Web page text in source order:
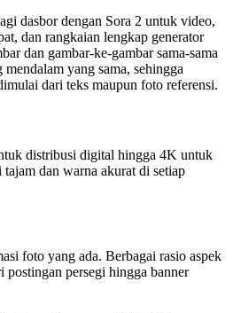
dasbor dengan Sora 2 untuk video,
dan rangkaian lengkap generator
dan gambar-ke-gambar sama-sama
yang sama, sehingga
dari teks maupun foto referensi.
distribusi digital hingga 4K untuk
dan warna akurat di setiap
foto yang ada. Berbagai rasio aspek
postingan persegi hingga banner